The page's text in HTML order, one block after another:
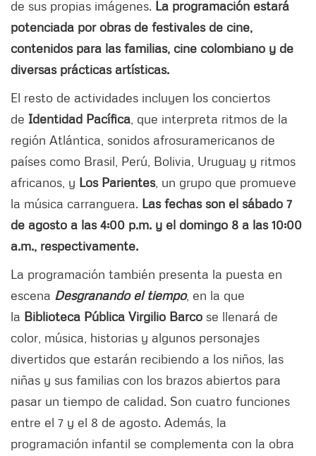
de sus propias imágenes. La programación estará
potenciada por obras de festivales de cine,
contenidos para las familias, cine colombiano y de
diversas prácticas artísticas.
El resto de actividades incluyen los conciertos
de Identidad Pacífica , que interpreta ritmos de la
región Atlántica, sonidos afrosuramericanos de
países como Brasil, Perú, Bolivia, Uruguay y ritmos
africanos, y Los Parientes, un grupo que promueve
la música carranguera. Las fechas son el sábado 7
de agosto a las 4:00 p.m. y el domingo 8 a las 10:00
a.m., respectivamente.
La programación también presenta la puesta en
escena Desgranando el tiempo, en la que
la Biblioteca Pública Virgilio Barco se llenará de
color, música, historias y algunos personajes
divertidos que estarán recibiendo a los niños, las
niñas y sus familias con los brazos abiertos para
pasar un tiempo de calidad. Son cuatro funciones
entre el 7 y el 8 de agosto. Además, la
programación infantil se complementa con la obra